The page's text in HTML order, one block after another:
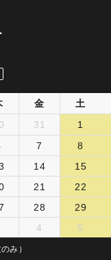
金
土
31
1
7
8
14
15
21
22
28
29
4 5
み）